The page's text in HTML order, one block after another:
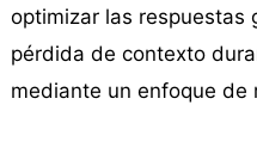
optimizar las respuestas
pérdida de contexto
mediante un enfoque de